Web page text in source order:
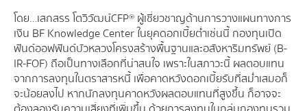
โดย…เสกสรร โตวิวัฒน์ CFP® ผู้เชี่ยวชาญด้านการวางแผนทางการ
เงิน BF Knowledge Center ในยุคดอกเบี้ยต่ำเช่นนี้ กองทุนเปิด
ฟันด์ออฟฟันด์บัวหลวงโครงสร้างพื้นฐานและอสังหาริมทรัพย์ (ฺB-
IR-FOF) ถือเป็นทางเลือกที่น่าสนใจ เพราะในสภาวะนี้ ผลตอบแทน
จากการลงทุนในตราสารหนี้ เพื่อคาดหวังดอกเบี้ยรับที่สม่ำเสมอก็
จะน้อยลงไป หากนักลงทุนคาดหวังผลตอบแทนที่สูงขึ้น ก็อาจจะ